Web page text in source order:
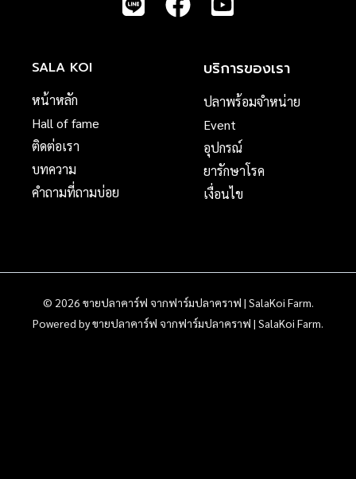
SALA KOI
หน้าหลัก
Hall of fame
ติดต่อเรา
บทความ
คำถามที่ถามบ่อย
บริการของเรา
ปลาพร้อมจำหน่าย
Event
อุปกรณ์
ยารักษาโรค
เงื่อนไข
© 2026 ขายปลาคาร์ฟ จากฟาร์มปลาคราฟ | SalaKoi Farm.
Powered by ขายปลาคาร์ฟ จากฟาร์มปลาคราฟ | SalaKoi Farm.